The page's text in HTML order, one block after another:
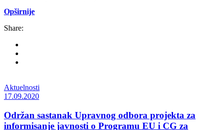
Opširnije
Share:
Aktuelnosti
17.09.2020
Održan sastanak Upravnog odbora projekta za
informisanje javnosti o Programu EU i CG za